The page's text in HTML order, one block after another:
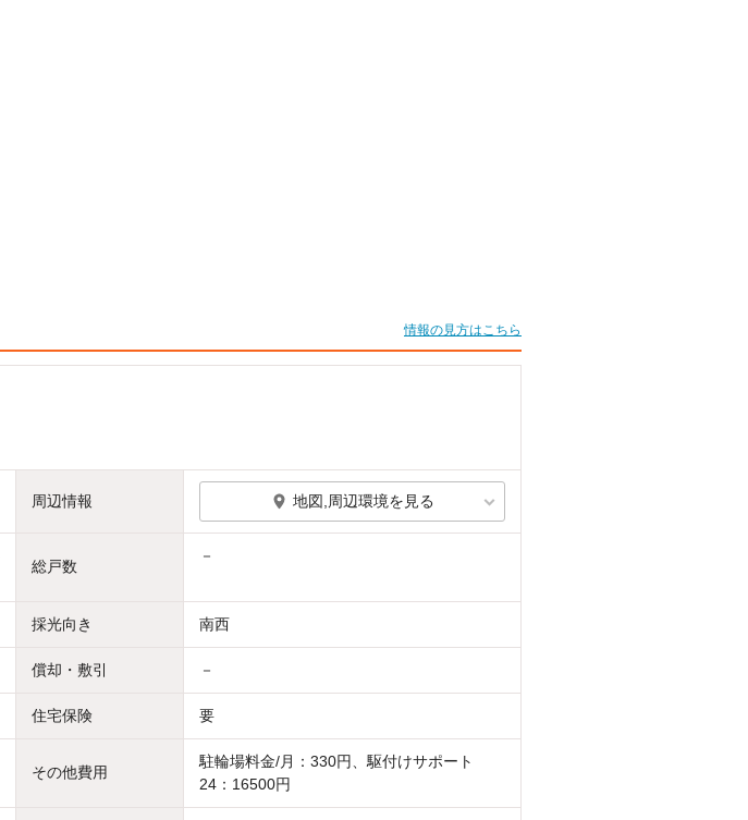
情報の見方はこちら
周辺情報 地図,周辺環境を見る
総戸数
－
採光向き 南西
償却・敷引 －
住宅保険 要
その他費用
駐輪場料金/月：330円、駆付けサポート
24：16500円